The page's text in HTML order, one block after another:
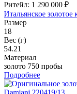
Ритейл: 1 290 000 ₽
Итальянское
Размер
18
Вес (г)
54.21
Материал
золото 750 пробы
Подробнее